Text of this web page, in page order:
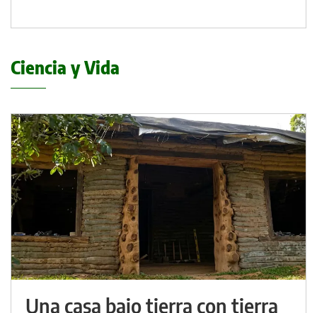
Ciencia y Vida
Una casa bajo tierra con tierra